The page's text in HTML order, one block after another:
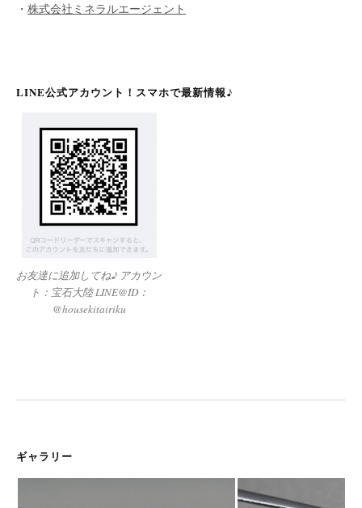
・ 株式会社ミネラルエージェント
LINE公式アカウント！スマホで最新情報♪
お友達に追加してね♪ アカウン
ト：宝石大陸 LINE@ID：
@housekitairiku
ギャラリー